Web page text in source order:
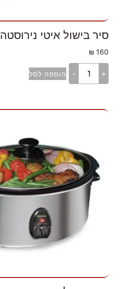
סיר בישול איטי נירוסטה 3.5 ליטר
160
₪
+
- הוספה לסל